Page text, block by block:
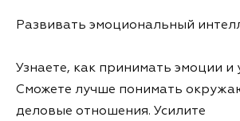
Развивать эмоциональный
Узнаете, как принимать эмоции и
Сможете лучше понимать
деловые отношения. Усилите